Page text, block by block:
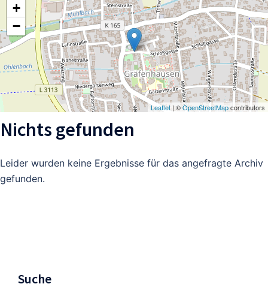
+
−
Leaflet | ©OpenStreetMapcontributors
Nichts gefunden
Leider wurden keine Ergebnisse für das angefragte Archiv
gefunden.
Suche